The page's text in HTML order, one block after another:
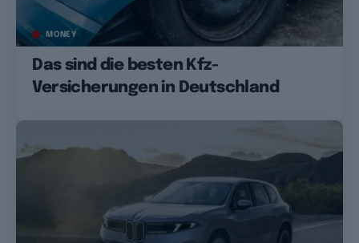
MONEY
Das sind die besten Kfz-
Versicherungen in Deutschland